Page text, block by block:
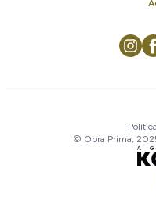
© Obra Prima,